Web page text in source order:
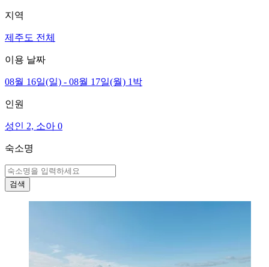
지역
제주도 전체
이용 날짜
08월 16일(일) - 08월 17일(월) 1박
인원
성인 2, 소아 0
숙소명
검색